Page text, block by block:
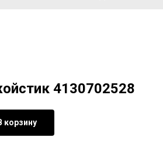
4130702528
корзину